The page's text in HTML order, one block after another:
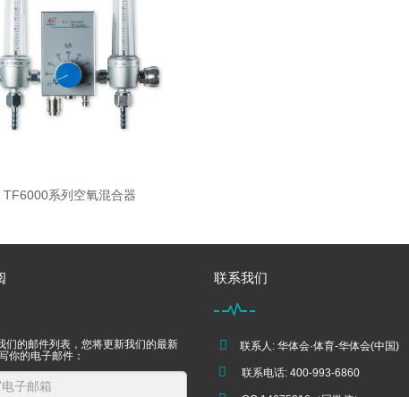
TF6000系列空氧混合器
们的邮件列表，您将更新我们的最新
你的电子邮件：
联系我们
联系人: 华体会·体育-华体会(中国)
联系电话: 400-993-6860